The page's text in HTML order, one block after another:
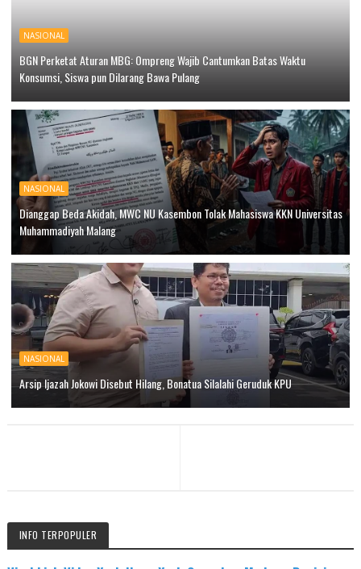
NASIONAL
BGN Perketat Aturan MBG: Ompreng Wajib Cantumkan Batas Waktu
Konsumsi, Siswa pun Dilarang Bawa Pulang
NASIONAL
Dianggap Beda Akidah, MWC NU Kasembon Tolak Mahasiswa KKN Universitas
Muhammadiyah Malang
NASIONAL
Arsip Ijazah Jokowi Disebut Hilang, Bonatua Silalahi Geruduk KPU
INFO TERPOPULER